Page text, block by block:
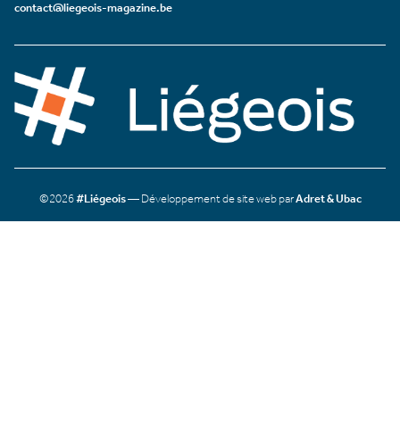
contact@liegeois-magazine.be
©2026#Liégeois— Développement de site web parAdret & Ubac